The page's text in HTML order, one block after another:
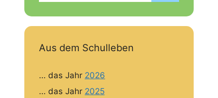
Aus dem Schulleben
… das Jahr 2026
… das Jahr 2025